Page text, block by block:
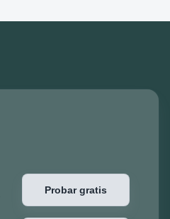
Probar gratis